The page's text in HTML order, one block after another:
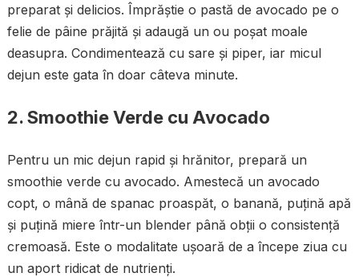
preparat și delicios. Împrăștie o pastă de avocado pe o
felie de pâine prăjită și adaugă un ou poșat moale
deasupra. Condimentează cu sare și piper, iar micul
dejun este gata în doar câteva minute.
2. Smoothie Verde cu Avocado
Pentru un mic dejun rapid și hrănitor, prepară un
smoothie verde cu avocado. Amestecă un avocado
copt, o mână de spanac proaspăt, o banană, puțină apă
și puțină miere într-un blender până obții o consistență
cremoasă. Este o modalitate ușoară de a începe ziua cu
un aport ridicat de nutrienți.